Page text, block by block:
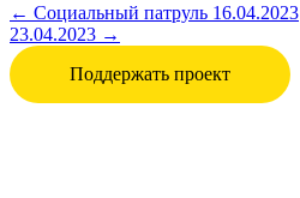
← Социальный патруль 16.04.2023
23.04.2023 →
Поддержать проект